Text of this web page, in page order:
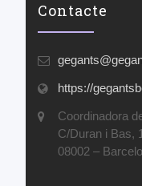
Contacte
https://
Coordinadora
C/Duran i Bas,
08002 –